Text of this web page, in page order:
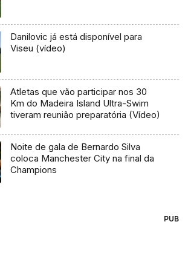
Danilovic já está disponível para
Viseu (vídeo)
Atletas que vão participar nos 30
Km do Madeira Island Ultra-Swim
tiveram reunião preparatória (Vídeo)
Noite de gala de Bernardo Silva
coloca Manchester City na final da
Champions
PUB